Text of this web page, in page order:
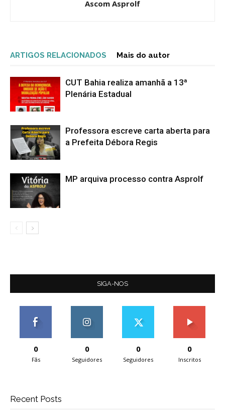
Ascom Asprolf
ARTIGOS RELACIONADOS Mais do autor
CUT Bahia realiza amanhã a 13ª
Plenária Estadual
Professora escreve carta aberta para
a Prefeita Débora Regis
MP arquiva processo contra Asprolf
SIGA-NOS
0
Fãs
0
Seguidores
0
Seguidores
0
Inscritos
Recent Posts